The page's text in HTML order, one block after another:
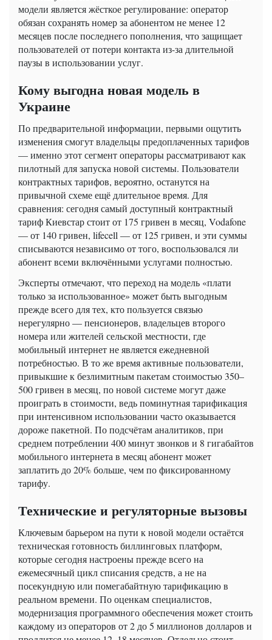
модели является жёсткое регулирование: оператор
обязан сохранять номер за абонентом не менее 12
месяцев после последнего пополнения, что защищает
пользователей от потери контакта из-за длительной
паузы в использовании услуг.
Кому выгодна новая модель в
Украине
По предварительной информации, первыми ощутить
изменения смогут владельцы предоплаченных тарифов
— именно этот сегмент операторы рассматривают как
пилотный для запуска новой системы. Пользователи
контрактных тарифов, вероятно, останутся на
привычной схеме ещё длительное время. Для
сравнения: сегодня самый доступный контрактный
тариф Киевстар стоит от 175 гривен в месяц, Vodafone
— от 140 гривен, lifecell — от 125 гривен, и эти суммы
списываются независимо от того, воспользовался ли
абонент всеми включёнными услугами полностью.
Эксперты отмечают, что переход на модель «плати
только за использованное» может быть выгодным
прежде всего для тех, кто пользуется связью
нерегулярно — пенсионеров, владельцев второго
номера или жителей сельской местности, где
мобильный интернет не является ежедневной
потребностью. В то же время активные пользователи,
привыкшие к безлимитным пакетам стоимостью 350–
500 гривен в месяц, по новой системе могут даже
проиграть в стоимости, ведь поминутная тарификация
при интенсивном использовании часто оказывается
дороже пакетной. По подсчётам аналитиков, при
среднем потреблении 400 минут звонков и 8 гигабайтов
мобильного интернета в месяц абонент может
заплатить до 20% больше, чем по фиксированному
тарифу.
Технические и регуляторные вызовы
Ключевым барьером на пути к новой модели остаётся
техническая готовность биллинговых платформ,
которые сегодня настроены прежде всего на
ежемесячный цикл списания средств, а не на
посекундную или помегабайтную тарификацию в
реальном времени. По оценкам специалистов,
модернизация программного обеспечения может стоить
каждому из операторов от 2 до 5 миллионов долларов и